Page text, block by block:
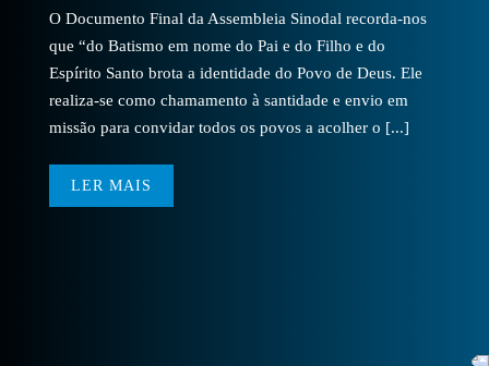
O Documento Final da Assembleia Sinodal recorda-nos
que “do Batismo em nome do Pai e do Filho e do
Espírito Santo brota a identidade do Povo de Deus. Ele
realiza-se como chamamento à santidade e envio em
missão para convidar todos os povos a acolher o [...]
LER MAIS